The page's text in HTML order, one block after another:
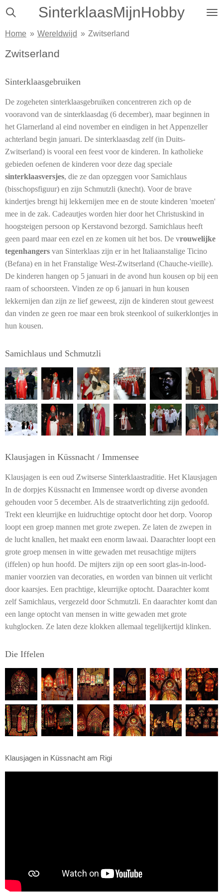
Ga
naar
hoofdinhoud
SinterklaasMijnHobby
Home » Wereldwijd » Zwitserland
Zwitserland
Sinterklaasgebruiken
De zogeheten sinterklaasgebruiken concentreren zich op de
vooravond van de sinterklaasdag (6 december), maar beginnen in
het Glarnerland al eind november en eindigen in het Appenzeller
achterland begin januari. De sinterklaasdag zelf (in Duits-
Zwitserland) is vooral een feest voor de kinderen. In katholieke
gebieden oefenen de kinderen voor deze dag speciale
sinterklaasversjes, die ze dan opzeggen voor Samichlaus
(bisschopsfiguur) en zijn Schmutzli (knecht). Voor de brave
kindertjes brengt hij lekkernijen mee en de stoute kinderen 'moeten'
mee in de zak. Cadeautjes worden hier door het Christuskind in
hoogsteigen persoon op Kerstavond bezorgd. Samichlaus heeft
geen paard maar een ezel en ze komen uit het bos. De vrouwelijke
tegenhangers van Sinterklaas zijn er in het Italiaanstalige Ticino
(Befana) en in het Franstalige West-Zwitserland (Chauche-vieille).
De kinderen hangen op 5 januari in de avond hun kousen op bij een
raam of schoorsteen. Vinden ze op 6 januari in hun kousen
lekkernijen dan zijn ze lief geweest, zijn de kinderen stout geweest
dan vinden ze geen roe maar een brok steenkool of suikerklontjes in
hun kousen.
Samichlaus und Schmutzli
Klausjagen in Küssnacht / Immensee
Klausjagen is een oud Zwitserse Sinterklaastraditie. Het Klausjagen
In de dorpjes Küssnacht en Immensee wordt op diverse avonden
gehouden voor 5 december. Als de straatverlichting zijn gedoofd.
Trekt een kleurrijke en luidruchtige optocht door het dorp. Voorop
loopt een groep mannen met grote zwepen. Ze laten de zwepen in
de lucht knallen, het maakt een enorm lawaai. Daarachter loopt een
grote groep mensen in witte gewaden met reusachtige mijters
(iffelen) op hun hoofd. De mijters zijn op een soort glas-in-lood-
manier voorzien van decoraties, en worden van binnen uit verlicht
door kaarsjes. Een prachtige, kleurrijke optocht. Daarachter komt
zelf Samichlaus, vergezeld door Schmutzli. En daarachter komt dan
een lange optocht van mensen in witte gewaden met grote
kuhglocken. Ze laten deze klokken allemaal tegelijkertijd klinken.
Die Iffelen
Klausjagen in Küssnacht am Rigi